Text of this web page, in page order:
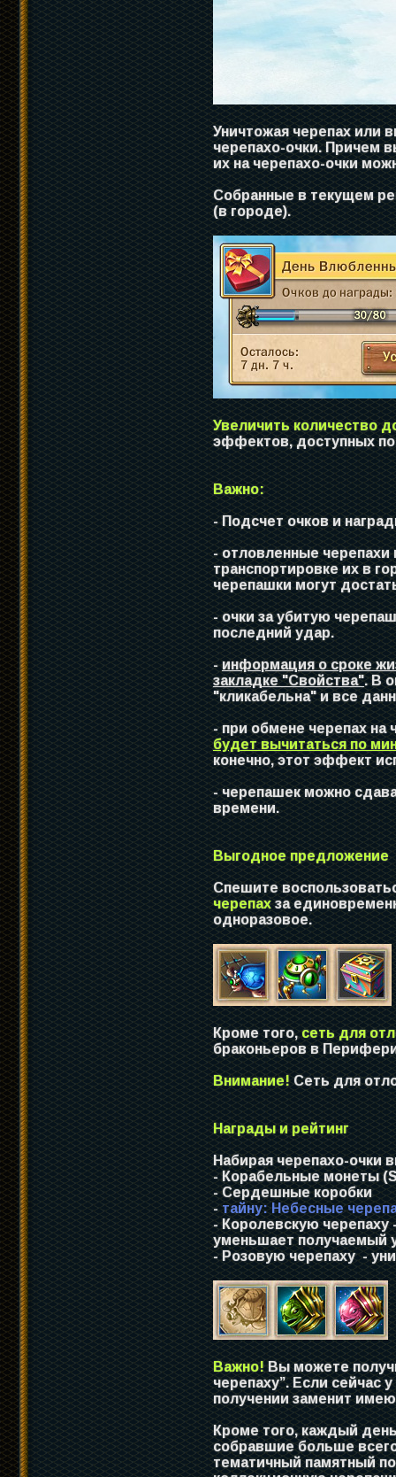
Уничтожая черепах или
черепахо-очки. Причем
их на черепахо-очки
Собранные в текущем
(в городе).
Увеличить количество
эффектов, доступных по
Важно:
- Подсчет очков и
- отловленные
транспортировке их в
черепашки могут
- очки за убитую
последний удар.
-информация о сроке
закладке "Свойства". В
"кликабельна" и все
- при обмене черепах на
будет вычитаться по
конечно, этот эффект
- черепашек можно
времени.
Выгодное предложение
Спешите
черепахза
одноразовое.
Кроме того,сеть для
браконьеров в
Внимание! Сеть для
Награды и рейтинг
Набирая черепахо-очки
- Корабельные монеты
- Сердешные коробки
- тайну: Небесные
- Королевскую черепаху
уменьшает получаемый
- Розовую черепаху -
Важно! Вы можете
черепаху”. Если сейчас
получении заменит
Кроме того, каждый
собравшие больше всего
тематичный памятный